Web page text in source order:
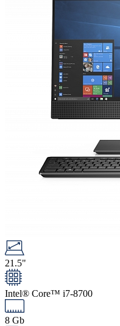
21.5"
Intel® Core™ i7-8700
8 Gb